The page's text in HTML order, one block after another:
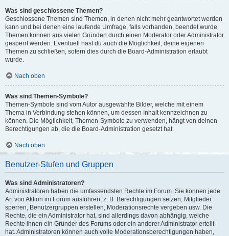
Was sind geschlossene Themen?
Geschlossene Themen sind Themen, in denen nicht mehr geantwortet werden
kann und bei denen eine laufende Umfrage, falls vorhanden, beendet wurde.
Themen können aus vielen Gründen durch einen Moderator oder Administrator
gesperrt werden. Eventuell hast du auch die Möglichkeit, deine eigenen
Themen zu schließen, sofern dies durch die Board-Administration erlaubt
wurde.
Nach oben
Was sind Themen-Symbole?
Themen-Symbole sind vom Autor ausgewählte Bilder, welche mit einem
Thema in Verbindung stehen können, um dessen Inhalt kennzeichnen zu
können. Die Möglichkeit, Themen-Symbole zu verwenden, hängt von deinen
Berechtigungen ab, die die Board-Administration gesetzt hat.
Nach oben
Benutzer-Stufen und Gruppen
Was sind Administratoren?
Administratoren haben die umfassendsten Rechte im Forum. Sie können jede
Art von Aktion im Forum ausführen; z. B. Berechtigungen setzen, Mitglieder
sperren, Benutzergruppen erstellen, Moderationsrechte vergeben usw. Die
Rechte, die ein Administrator hat, sind allerdings davon abhängig, welche
Rechte ihnen ein Gründer des Forums oder ein anderer Administrator erteilt
hat. Administratoren können auch volle Moderationsberechtigungen haben,